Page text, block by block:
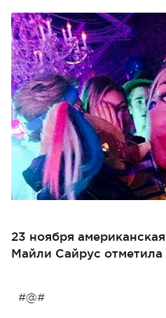
23 ноября
Майли Сайрус отметила
#@#